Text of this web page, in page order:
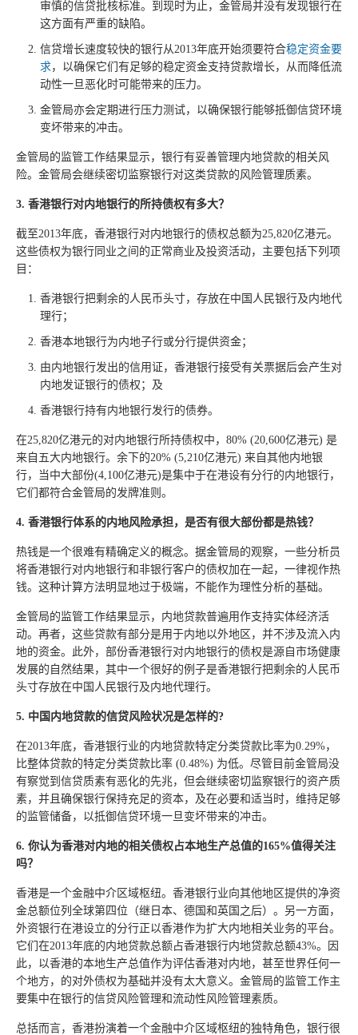
审慎的信贷批核标准。到现时为止，金管局并没有发现银行在
这方面有严重的缺陷。
信贷增长速度较快的银行从2013年底开始须要符合稳定资金要
求，以确保它们有足够的稳定资金支持贷款增长，从而降低流
动性一旦恶化时可能带来的压力。
金管局亦会定期进行压力测试，以确保银行能够抵御信贷环境
变坏带来的冲击。
金管局的监管工作结果显示，银行有妥善管理内地贷款的相关风
险。金管局会继续密切监察银行对这类贷款的风险管理质素。
3. 香港银行对内地银行的所持债权有多大？
截至2013年底，香港银行对内地银行的债权总额为25,820亿港元。
这些债权为银行同业之间的正常商业及投资活动，主要包括下列项
目：
香港银行把剩余的人民币头寸，存放在中国人民银行及内地代
理行；
香港本地银行为内地子行或分行提供资金；
由内地银行发出的信用证，香港银行接受有关票据后会产生对
内地发证银行的债权；及
香港银行持有内地银行发行的债券。
在25,820亿港元的对内地银行所持债权中，80% (20,600亿港元) 是
来自五大内地银行。余下的20% (5,210亿港元) 来自其他内地银
行，当中大部份(4,100亿港元)是集中于在港设有分行的内地银行，
它们都符合金管局的发牌准则。
4. 香港银行体系的内地风险承担，是否有很大部份都是热钱？
热钱是一个很难有精确定义的概念。据金管局的观察，一些分析员
将香港银行对内地银行和非银行客户的债权加在一起，一律视作热
钱。这种计算方法明显地过于极端，不能作为理性分析的基础。
金管局的监管工作结果显示，内地贷款普遍用作支持实体经济活
动。再者，这些贷款有部分是用于内地以外地区，并不涉及流入内
地的资金。此外，部份香港银行对内地银行的债权是源自市场健康
发展的自然结果，其中一个很好的例子是香港银行把剩余的人民币
头寸存放在中国人民银行及内地代理行。
5. 中国内地贷款的信贷风险状况是怎样的?
在2013年底，香港银行业的内地贷款特定分类贷款比率为0.29%，
比整体贷款的特定分类贷款比率 (0.48%) 为低。尽管目前金管局没
有察觉到信贷质素有恶化的先兆，但会继续密切监察银行的资产质
素，并且确保银行保持充足的资本，及在必要和适当时，维持足够
的监管储备，以抵御信贷环境一旦变坏带来的冲击。
6. 你认为香港对内地的相关债权占本地生产总值的165%值得关注
吗？
香港是一个金融中介区域枢纽。香港银行业向其他地区提供的净资
金总额位列全球第四位（继日本、德国和英国之后）。另一方面，
外资银行在港设立的分行正以香港作为扩大内地相关业务的平台。
它们在2013年底的内地贷款总额占香港银行内地贷款总额43%。因
此，以香港的本地生产总值作为评估香港对内地，甚至世界任何一
个地方，的对外债权为基础并没有太大意义。金管局的监管工作主
要集中在银行的信贷风险管理和流动性风险管理素质。
总括而言，香港扮演着一个金融中介区域枢纽的独特角色，银行很